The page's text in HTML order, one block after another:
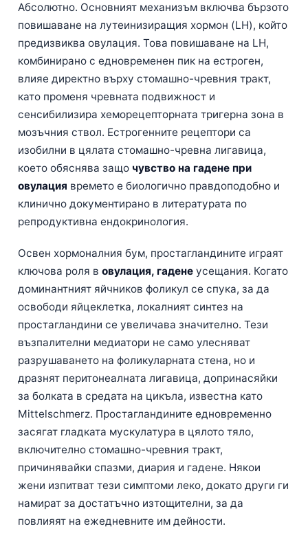
Абсолютно. Основният механизъм включва бързото
повишаване на лутеинизиращия хормон (LH), който
предизвиква овулация. Това повишаване на LH,
комбинирано с едновременен пик на естроген,
влияе директно върху стомашно-чревния тракт,
като променя чревната подвижност и
сенсибилизира хеморецепторната тригерна зона в
мозъчния ствол. Естрогенните рецептори са
изобилни в цялата стомашно-чревна лигавица,
което обяснява защо чувство на гадене при
овулация времето е биологично правдоподобно и
клинично документирано в литературата по
репродуктивна ендокринология.
Освен хормоналния бум, простагландините играят
ключова роля в овулация, гадене усещания. Когато
доминантният яйчников фоликул се спука, за да
освободи яйцеклетка, локалният синтез на
простагландини се увеличава значително. Тези
възпалителни медиатори не само улесняват
разрушаването на фоликуларната стена, но и
дразнят перитонеалната лигавица, допринасяйки
за болката в средата на цикъла, известна като
Mittelschmerz. Простагландините едновременно
засягат гладката мускулатура в цялото тяло,
включително стомашно-чревния тракт,
причинявайки спазми, диария и гадене. Някои
жени изпитват тези симптоми леко, докато други ги
намират за достатъчно изтощителни, за да
повлияят на ежедневните им дейности.